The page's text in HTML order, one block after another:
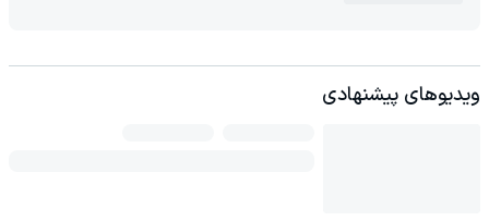
ویدیوهای پیشنهادی